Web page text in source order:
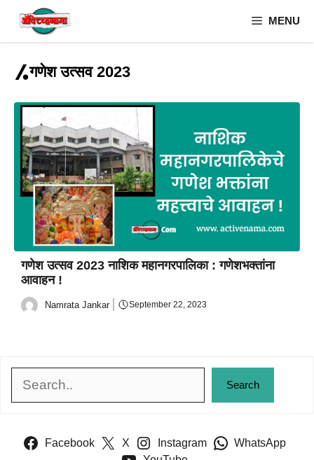
MENU
गणेश उत्सव 2023
गणेश उत्सव 2023 नाशिक महानगरपालिका : गणेशभक्तांना
आवाहन !
Namrata Jankar September 22, 2023
Search
Search
Facebook X Instagram
WhatsApp